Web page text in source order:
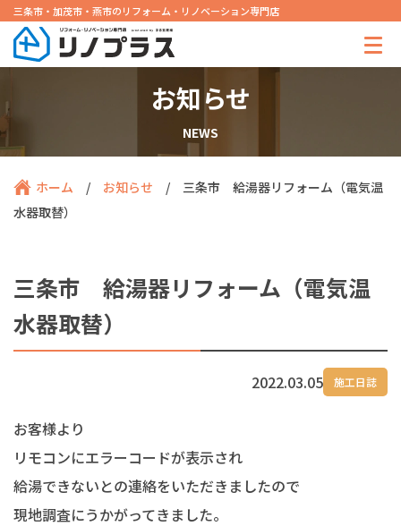
三条市・加茂市・燕市のリフォーム・リノベーション専門店
お知らせ
NEWS
ホーム / お知らせ /
三条市 給湯器リフォーム（電気温
水器取替）
三条市 給湯器リフォーム（電気温
水器取替）
2022.03.05 施工日誌
お客様より
リモコンにエラーコードが表示され
給湯できないとの連絡をいただきましたので
現地調査にうかがってきました。